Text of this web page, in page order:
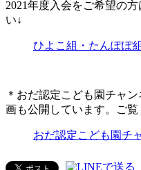
2021年度入会をご希望の
い↓
ひよこ組・たんぽぽ
＊おだ認定こども園チャ
画も公開しています。ご覧
おだ認定こども園チ